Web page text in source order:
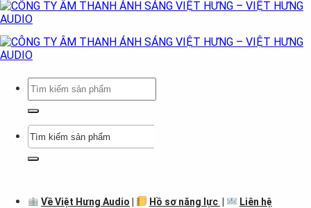
Tìm
kiếm:
Tìm
kiếm:
Về Việt Hưng Audio Hồ sơ năng lực Liên hệ